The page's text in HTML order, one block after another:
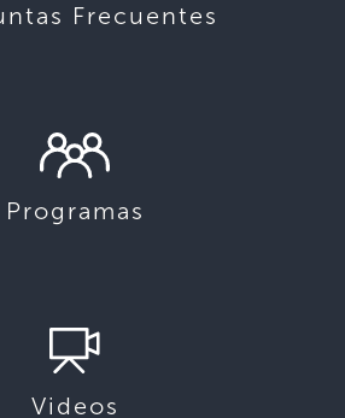
Frecuentes
Programas
Videos